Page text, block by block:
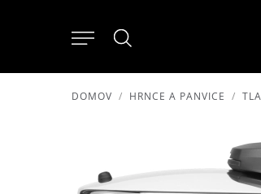
DOMOV HRNCE A PANVICE